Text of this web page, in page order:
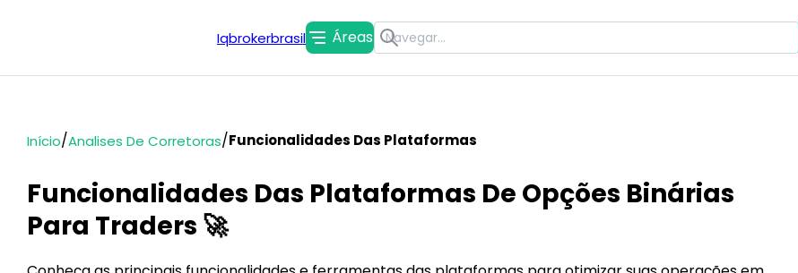
Iqbrokerbrasil Áreas
Início/Analises De Corretoras/Funcionalidades Das Plataformas
Funcionalidades Das Plataformas De Opções Binárias
Para Traders 🚀